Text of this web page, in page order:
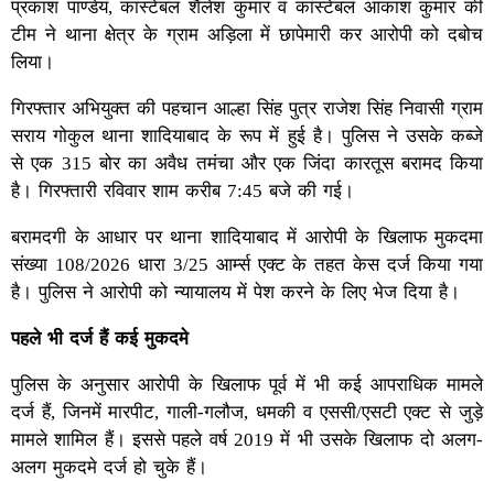
प्रकाश पाण्डेय, कांस्टेबल शैलेश कुमार व कांस्टेबल आकाश कुमार की
टीम ने थाना क्षेत्र के ग्राम अड़िला में छापेमारी कर आरोपी को दबोच
लिया।
गिरफ्तार अभियुक्त की पहचान आल्हा सिंह पुत्र राजेश सिंह निवासी ग्राम
सराय गोकुल थाना शादियाबाद के रूप में हुई है। पुलिस ने उसके कब्जे
से एक 315 बोर का अवैध तमंचा और एक जिंदा कारतूस बरामद किया
है। गिरफ्तारी रविवार शाम करीब 7:45 बजे की गई।
बरामदगी के आधार पर थाना शादियाबाद में आरोपी के खिलाफ मुकदमा
संख्या 108/2026 धारा 3/25 आर्म्स एक्ट के तहत केस दर्ज किया गया
है। पुलिस ने आरोपी को न्यायालय में पेश करने के लिए भेज दिया है।
पहले भी दर्ज हैं कई मुकदमे
पुलिस के अनुसार आरोपी के खिलाफ पूर्व में भी कई आपराधिक मामले
दर्ज हैं, जिनमें मारपीट, गाली-गलौज, धमकी व एससी/एसटी एक्ट से जुड़े
मामले शामिल हैं। इससे पहले वर्ष 2019 में भी उसके खिलाफ दो अलग-
अलग मुकदमे दर्ज हो चुके हैं।